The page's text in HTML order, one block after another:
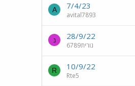
7/4/23
avital7893
A
28/9/22
נורית6789
נ
10/9/22
Rte5
R